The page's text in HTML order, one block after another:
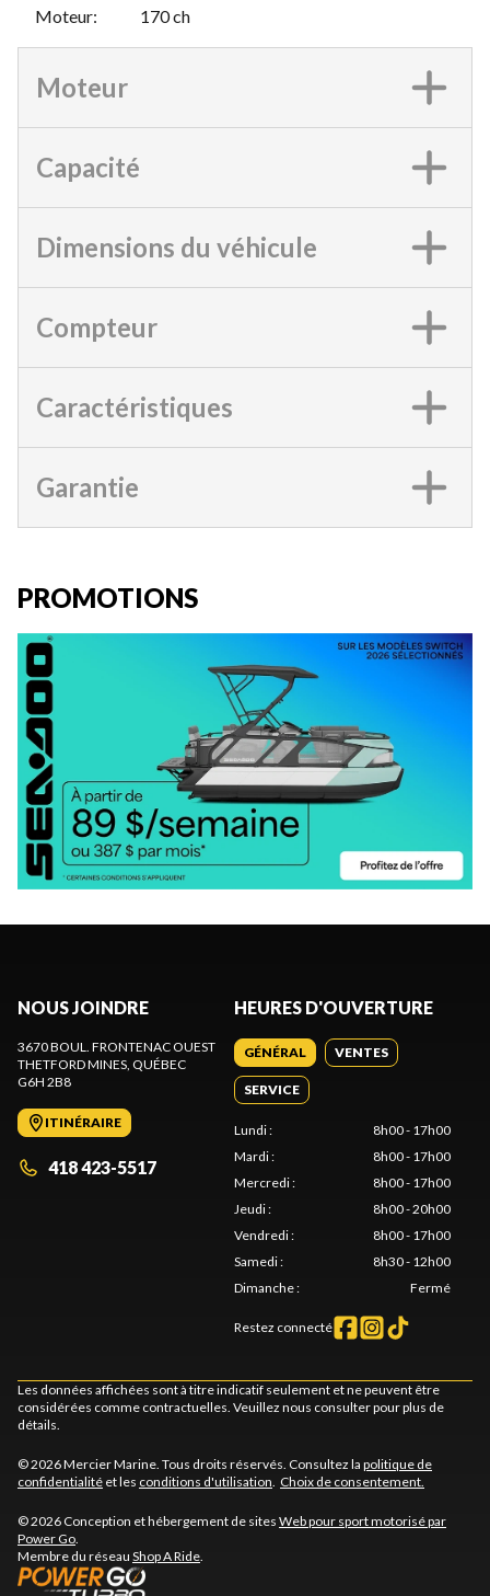
Moteur: 170 ch
Moteur
Capacité
Dimensions du véhicule
Compteur
Caractéristiques
Garantie
PROMOTIONS
NOUS JOINDRE
3670 BOUL. FRONTENAC OUEST
THETFORD MINES , QUÉBEC
G6H 2B8
ITINÉRAIRE
418 423-5517
HEURES D'OUVERTURE
GÉNÉRAL VENTES
SERVICE
Lundi:
8h00 - 17h00
Mardi:
8h00 - 17h00
Mercredi:
8h00 - 17h00
Jeudi:
8h00 - 20h00
Vendredi:
8h00 - 17h00
Samedi:
8h30 - 12h00
Dimanche: Fermé
Restez connecté
Les données affichées sont à titre indicatif seulement et ne peuvent être
considérées comme contractuelles. Veuillez nous consulter pour plus de
détails.
© 2026 Mercier Marine. Tous droits réservés. Consultez la politique de
confidentialité et les conditions d'utilisation Choix de consentement.
© 2026 Conception et hébergement de sites Web pour sport motorisé par
Power Go
Membre du réseau Shop A Ride